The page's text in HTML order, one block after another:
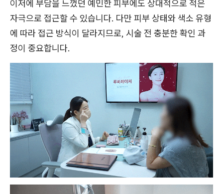
이저에 부담을 느꼈던 예민한 피부에도 상대적으로 적은
자극으로 접근할 수 있습니다. 다만 피부 상태와 색소 유형
에 따라 접근 방식이 달라지므로, 시술 전 충분한 확인 과
정이 중요합니다.